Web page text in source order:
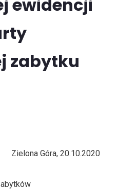
ewidencji
zabytku
20.10.2020